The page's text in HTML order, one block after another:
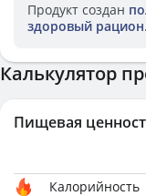
Продукт создан
здоровый рацион.
Калькулятор
Пищевая
Калорийность